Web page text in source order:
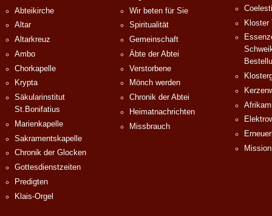
Abteikirche
Altar
Altarkreuz
Ambo
Chorkapelle
Krypta
Säkularinstitut
St.Bonifatius
Marienkapelle
Sakramentskapelle
Chronik der Glocken
Gottesdienstzeiten
Predigten
Klais-Orgel
Wir beten für Sie
Spiritualität
Gemeinschaft
Äbte der Abtei
Verstorbene
Mönch werden
Chronik der Abtei
Heimatnachrichten
Missbrauch
Kloster